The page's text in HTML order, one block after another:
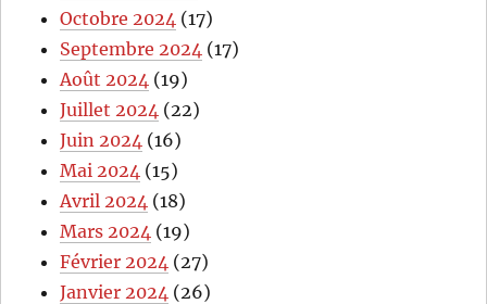
Octobre 2024 (17)
Septembre 2024 (17)
Août 2024 (19)
Juillet 2024 (22)
Juin 2024 (16)
Mai 2024 (15)
Avril 2024 (18)
Mars 2024 (19)
Février 2024 (27)
Janvier 2024 (26)